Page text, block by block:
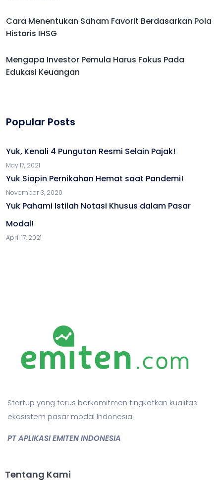
Cara Menentukan Saham Favorit Berdasarkan Pola
Historis IHSG
Mengapa Investor Pemula Harus Fokus Pada
Edukasi Keuangan
Popular Posts
Yuk, Kenali 4 Pungutan Resmi Selain Pajak!
May 17, 2021
Yuk Siapin Pernikahan Hemat saat Pandemi!
November 3, 2020
Yuk Pahami Istilah Notasi Khusus dalam Pasar
Modal!
April 17, 2021
Startup yang terus berkomitmen tingkatkan kualitas
ekosistem pasar modal Indonesia
PT APLIKASI EMITEN INDONESIA
Tentang Kami